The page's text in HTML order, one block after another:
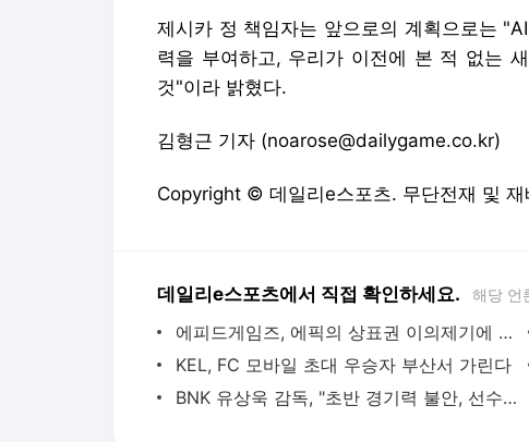
제시카 정 책임자는 앞으로의 계획으로는
력을 부여하고, 우리가 이전에 본 적 없는
것"이라 밝혔다.
김형근 기자 (noarose@dailygame.co.kr)
Copyright © 데일리e스포츠. 무단전재 및 재
데일리e스포츠에서 직접 확인하세요. 해당 언
에피드게임즈, 에픽의 상표권 이의제기에 "상표 유사성 오해, 적극 대응할 것"
KEL, FC 모바일 초대 우승자 부산서 가린다
BNK 유상욱 감독, "초반 경기력 불안, 선수들과 고치려고 노력 중"